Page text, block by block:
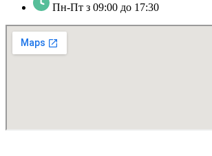
Пн-Пт з 09:00 до 17:30